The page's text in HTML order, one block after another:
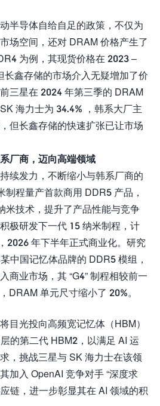
半导体自给自足的政策，不仅为
场空间，还对 DRAM 价格产生了
为例，其现货价格在 2023 –
长鑫存储的市场介入无疑增加了价
三星在 2024 年第三季的 DRAM
海力士为 34.4% ，韩系大厂主
但长鑫存储的快速扩张已让市场
厂商，迈向高端领域
续发力，不断缩小与韩系厂商的
制程量产首款商用 DDR5 产品，
米技术，提升了产品性能与竞争
极研发下一代 15 纳米制程，计
2026 年下半年正式商业化。研究
中国记忆体品牌的 DDR5 模组，
商业市场，其 “G4” 制程相较前一
DRAM 单元尺寸缩小了 20%。
目光投向高频宽记忆体（HBM）
的第二代 HBM2，以满足 AI 运
，挑战三星与 SK 海力士在该领
加入 OpenAI 竞争对手 “深度求
链，进一步彰显其在 AI 领域的积